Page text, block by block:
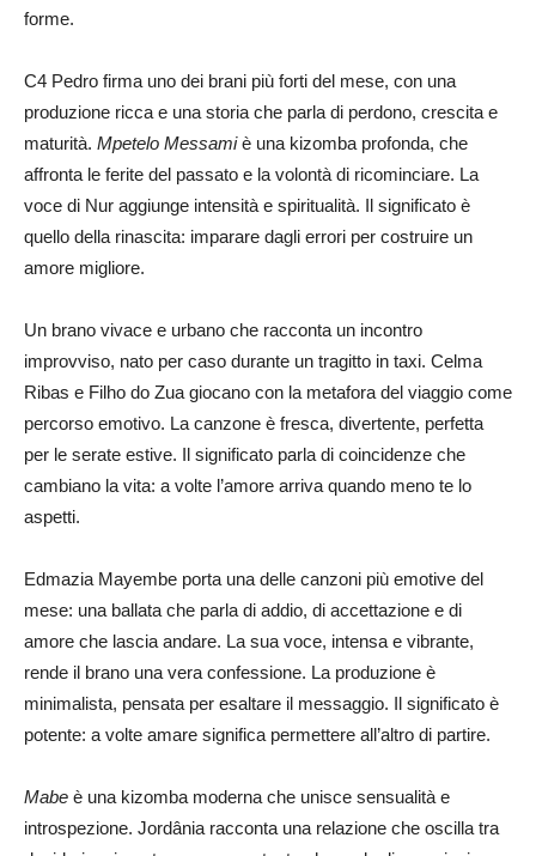
forme.
C4 Pedro firma uno dei brani più forti del mese, con una
produzione ricca e una storia che parla di perdono, crescita e
maturità. Mpetelo Messamiè una kizomba profonda, che
affronta le ferite del passato e la volontà di ricominciare. La
voce di Nur aggiunge intensità e spiritualità. Il significato è
quello della rinascita: imparare dagli errori per costruire un
amore migliore.
Un brano vivace e urbano che racconta un incontro
improvviso, nato per caso durante un tragitto in taxi. Celma
Ribas e Filho do Zua giocano con la metafora del viaggio come
percorso emotivo. La canzone è fresca, divertente, perfetta
per le serate estive. Il significato parla di coincidenze che
cambiano la vita: a volte l’amore arriva quando meno te lo
aspetti.
Edmazia Mayembe porta una delle canzoni più emotive del
mese: una ballata che parla di addio, di accettazione e di
amore che lascia andare. La sua voce, intensa e vibrante,
rende il brano una vera confessione. La produzione è
minimalista, pensata per esaltare il messaggio. Il significato è
potente: a volte amare significa permettere all’altro di partire.
Mabe è una kizomba moderna che unisce sensualità e
introspezione. Jordânia racconta una relazione che oscilla tra